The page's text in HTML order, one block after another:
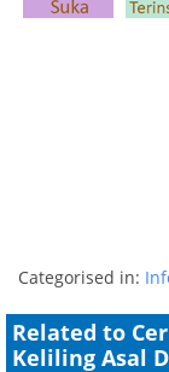
Categorised in:
Related to
Keliling Asal